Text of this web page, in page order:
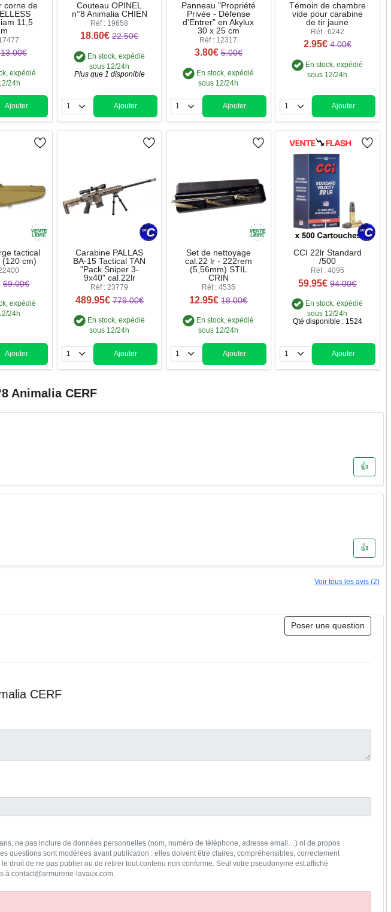
corne de
11,5
13.00€
expédié
24h
Quantité
Ajouter
Couteau OPINEL
n°8 Animalia CHIEN
Réf : 19658
18.60€ 22.50€
En stock, expédié
sous 12/24h
Plus que 1 disponible
Quantité
Ajouter
Panneau "Propriété
Privée - Défense
d'Entrer" en Akylux
30 x 25 cm
Réf : 12317
3.80€ 5.00€
En stock, expédié
sous 12/24h
Quantité
Ajouter
Témoin de chambre
vide pour carabine
de tir jaune
Réf : 6242
2.95€ 4.00€
En stock, expédié
sous 12/24h
Quantité
Ajouter
tactical
(120 cm)
69.00€
expédié
24h
Quantité
Ajouter
Carabine PALLAS
BA-15 Tactical TAN
"Pack Sniper 3-
9x40" cal.22lr
Réf : 23779
489.95€ 779.00€
En stock, expédié
sous 12/24h
Quantité
Ajouter
Set de nettoyage
cal.22 lr - 222rem
(5,56mm) STIL
CRIN
Réf : 4535
12.95€ 18.00€
En stock, expédié
sous 12/24h
Quantité
Ajouter
CCI 22lr Standard
/500
Réf : 4095
59.95€ 94.00€
En stock, expédié
sous 12/24h
Qté disponible : 1524
Quantité
Ajouter
Animalia CERF
👍
👍
Voir tous les avis (2)
Poser une question
CERF
ne pas inclure de données personnelles (nom, numéro de téléphone, adresse email…) ni de propos
questions sont modérées avant publication : elles doivent être claires, compréhensibles, correctement
droit de ne pas publier ou de retirer tout contenu non conforme. Seul votre pseudonyme est affiché
à contact@armurerie-lavaux.com.